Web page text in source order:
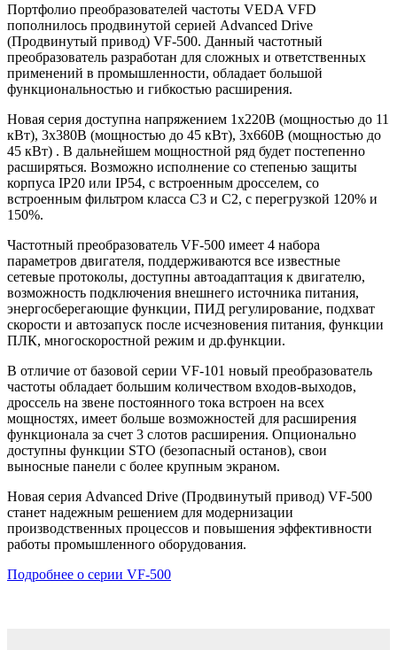
Портфолио преобразователей частоты VEDA VFD
пополнилось продвинутой серией Advanced Drive
(Продвинутый привод) VF-500. Данный частотный
преобразователь разработан для сложных и ответственных
применений в промышленности, обладает большой
функциональностью и гибкостью расширения.
Новая серия доступна напряжением 1х220В (мощностью до 11
кВт), 3х380В (мощностью до 45 кВт), 3х660В (мощностью до
45 кВт) . В дальнейшем мощностной ряд будет постепенно
расширяться. Возможно исполнение со степенью защиты
корпуса IP20 или IP54, с встроенным дросселем, со
встроенным фильтром класса С3 и С2, с перегрузкой 120% и
150%.
Частотный преобразователь VF-500 имеет 4 набора
параметров двигателя, поддерживаются все известные
сетевые протоколы, доступны автоадаптация к двигателю,
возможность подключения внешнего источника питания,
энергосберегающие функции, ПИД регулирование, подхват
скорости и автозапуск после исчезновения питания, функции
ПЛК, многоскоростной режим и др.функции.
В отличие от базовой серии VF-101 новый преобразователь
частоты обладает большим количеством входов-выходов,
дроссель на звене постоянного тока встроен на всех
мощностях, имеет больше возможностей для расширения
функционала за счет 3 слотов расширения. Опционально
доступны функции STO (безопасный останов), свои
выносные панели с более крупным экраном.
Новая серия Advanced Drive (Продвинутый привод) VF-500
станет надежным решением для модернизации
производственных процессов и повышения эффективности
работы промышленного оборудования.
Подробнее о серии VF-500